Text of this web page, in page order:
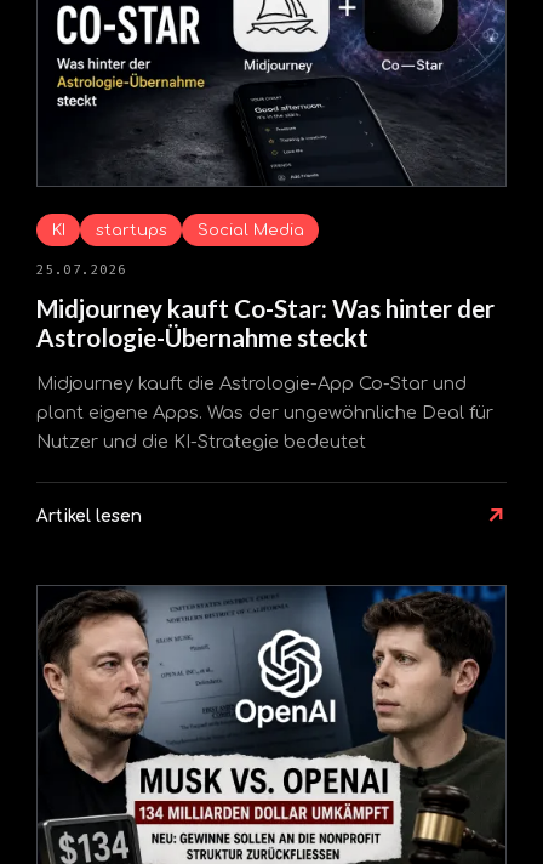
KI startups Social Media
25.07.2026
Midjourney kauft Co-Star: Was hinter der
Astrologie-Übernahme steckt
Midjourney kauft die Astrologie-App Co-Star und
plant eigene Apps. Was der ungewöhnliche Deal für
Nutzer und die KI-Strategie bedeutet
Artikel lesen ↗